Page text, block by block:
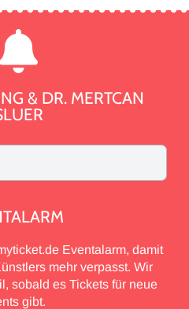
& DR. MERTCAN
Eventalarm, damit
mehr verpasst. Wir
sobald es Tickets für neue
gibt.